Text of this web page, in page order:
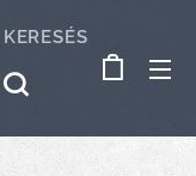
KERESÉS